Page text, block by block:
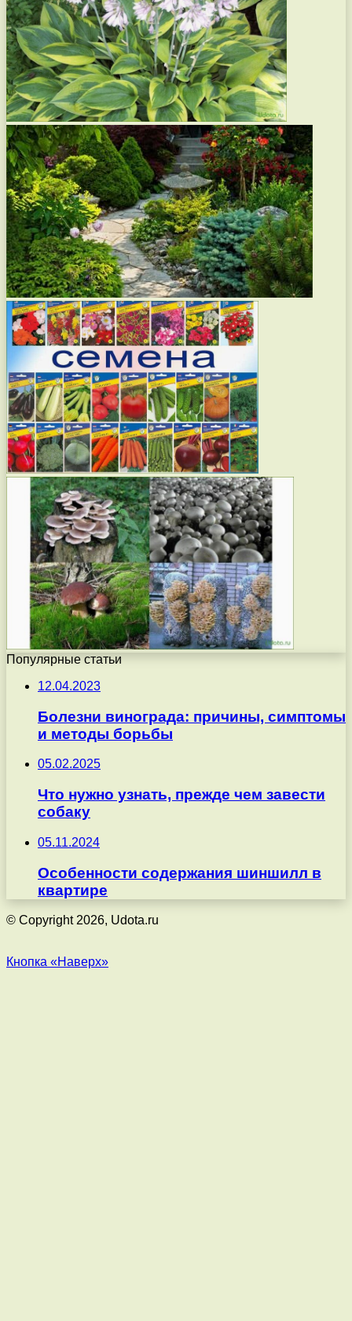
Популярные статьи
12.04.2023
Болезни винограда: причины, симптомы
и методы борьбы
05.02.2025
Что нужно узнать, прежде чем завести
собаку
05.11.2024
Особенности содержания шиншилл в
квартире
© Copyright 2026, Udota.ru
Кнопка «Наверх»